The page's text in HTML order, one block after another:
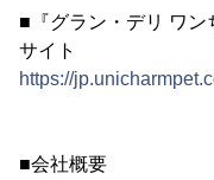
■『グラン・デリ ワン
サイト
https://
■会社概要